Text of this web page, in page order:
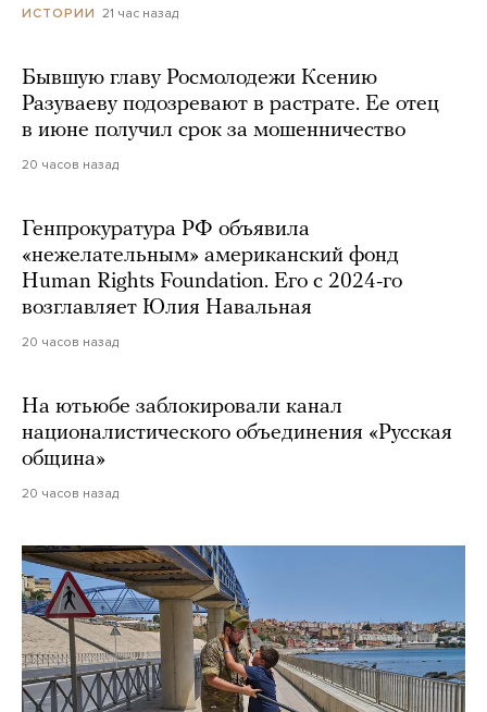
ИСТОРИИ 21 час назад
Бывшую главу Росмолодежи Ксению
Разуваеву подозревают в растрате. Ее отец
в июне получил срок за мошенничество
20 часов назад
Генпрокуратура РФ объявила
«нежелательным» американский фонд
Human Rights Foundation. Его с 2024-го
возглавляет Юлия Навальная
20 часов назад
На ютьюбе заблокировали канал
националистического объединения «Русская
община»
20 часов назад